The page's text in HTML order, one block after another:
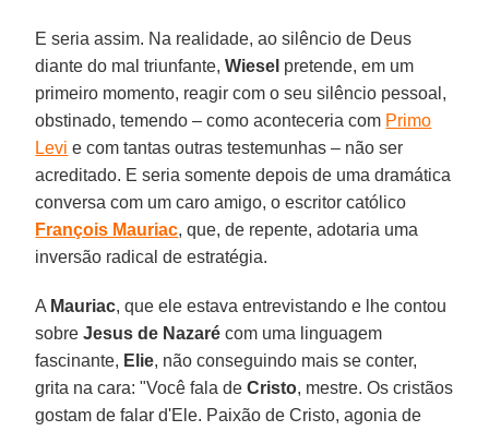
E seria assim. Na realidade, ao silêncio de Deus
diante do mal triunfante,Wiesel pretende, em um
primeiro momento, reagir com o seu silêncio pessoal,
obstinado, temendo – como aconteceria com Primo
Levi e com tantas outras testemunhas – não ser
acreditado. E seria somente depois de uma dramática
conversa com um caro amigo, o escritor católico
François Mauriac, que, de repente, adotaria uma
inversão radical de estratégia.
A Mauriac, que ele estava entrevistando e lhe contou
sobreJesus de Nazaré com uma linguagem
fascinante, Elie, não conseguindo mais se conter,
grita na cara: "Você fala deCristo, mestre. Os cristãos
gostam de falar d'Ele. Paixão de Cristo, agonia de